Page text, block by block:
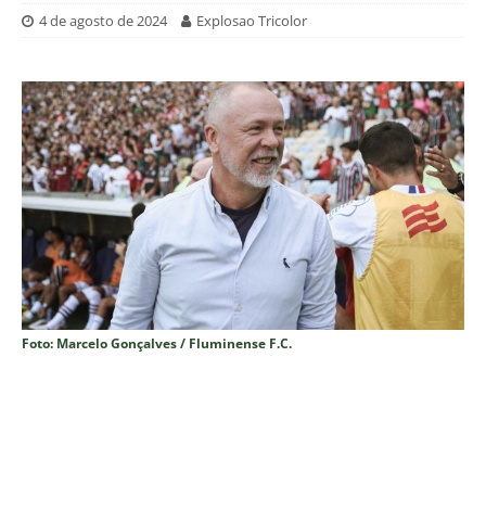
4 de agosto de 2024 Explosao Tricolor
Foto: Marcelo Gonçalves / Fluminense F.C.